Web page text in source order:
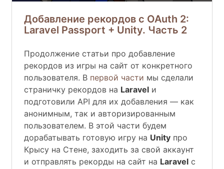
Добавление рекордов с OAuth 2:
Laravel Passport + Unity. Часть 2
Продолжение статьи про добавление
рекордов из игры на сайт от конкретного
пользователя. В первой части мы сделали
страничку рекордов на Laravel и
подготовили API для их добавления — как
анонимным, так и авторизированным
пользователем. В этой части будем
дорабатывать готовую игру на Unity про
Крысу на Стене, заходить за свой аккаунт
и отправлять рекорды на сайт на Laravel с